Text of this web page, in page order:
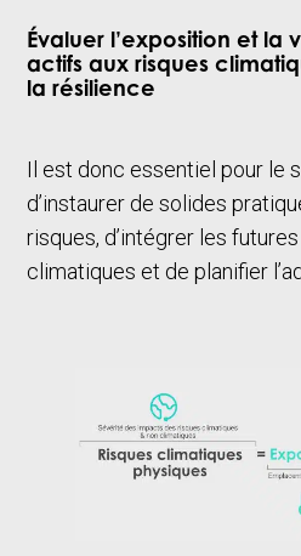
Évaluer l’exposition et la
actifs aux risques
la résilience
Il est donc essentiel pour le
d’instaurer de solides
risques, d’intégrer les
climatiques et de planifier